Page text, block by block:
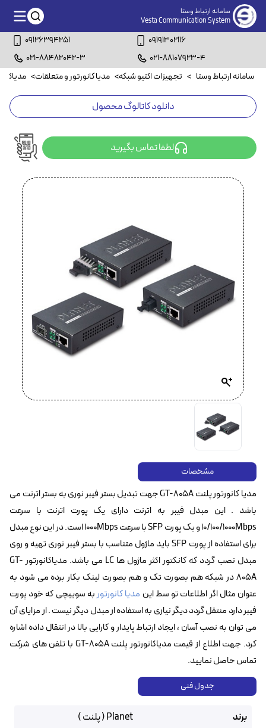
سامانه ارتباط وستا
Vesta Communication System
09126394251
09191302116
021-88482042-3
021-88107923-4
سامانه ارتباط وستا > تجهیزات اکتیو شبکه> مدیا کانورتور و متعلقات>
دانلود کاتالوگ محصول
لطفا تماس بگیرید
مشخصات
مدیا کانورتور پلنت GT-805A جهت تبدیل بستر فیبر نوری به بستر اترنت می
باشد . این مبدل فیبر به اترنت دارای یک پورت اترنت با سرعت
10/100/1000Mbps و یک پورت SFP با سرعت 1000Mbps است. در این نوع مبدل
برای استفاده از پورت SFP باید ماژول متناسب با بستر فیبر نوری تهیه و روی
مبدل نصب گردد که کانکتور اکثر ماژول ها LC‌ می باشد. مدیاکانورتور GT-
805A در شبکه هم بصورت تک و هم بصورت لینک بکار برده می شود به
عنوان مثال اگر اطلاعات تو سط این مدیا کانورتوربه سوییچی که خود پورت
فیبر دارد منتقل گردد دیگر نیازی به استفاده از مبدل دیگر نیست . از مزایای آن
می توان به نصب آسان ، ایجاد ارتباط پایدار و کارایی بالا در انتقال داده اشاره
کرد. جهت اطلاع از قیمت مدیاکانورتور پلنت GT-805A با تلفن های شرکت
تماس حاصل نمایید.
جدول فنی
برند
Planet ( پلنت )